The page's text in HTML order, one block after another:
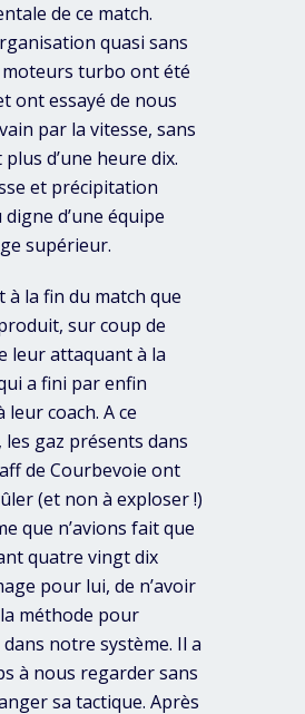
de ce match.
quasi sans
turbo ont été
ont essayé de nous
par la vitesse, sans
d’une heure dix.
et précipitation
d’une équipe
supérieur.
à la fin du match que
sur coup de
leur attaquant à la
a fini par enfin
coach. A ce
gaz présents dans
de Courbevoie ont
(et non à exploser !)
que n’avions fait que
quatre vingt dix
pour lui, de n’avoir
méthode pour
notre système. Il a
à nous regarder sans
sa tactique. Après